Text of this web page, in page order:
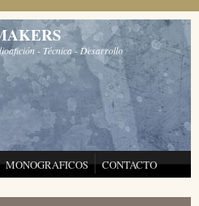
- Técnica - Desarrollo
MONOGRAFICOS CONTACTO